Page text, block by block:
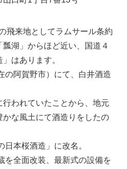
飛来地としてラムサール条約
湖」からほど近い、国道４
はあります。
の阿賀野市）にて、白井酒造
われていたことから、地元
な風土にて酒造りをしたの
本桜酒造」に改名。
を全面改装、最新式の設備を